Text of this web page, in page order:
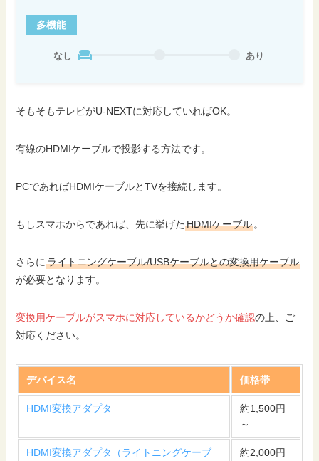
多機能
なし あり
そもそもテレビがU-NEXTに対応していればOK。
有線のHDMIケーブルで投影する方法です。
PCであればHDMIケーブルとTVを接続します。
もしスマホからであれば、先に挙げたHDMIケーブル 。
さらにライトニングケーブル/USBケーブルとの変換用ケーブル
が必要となります。
変換用ケーブルがスマホに対応しているかどうか確認の上、ご
対応ください。
デバイス名 価格帯
HDMI変換アダプタ
約1,500円
～
HDMI変換アダプタ（ライトニングケーブ
約2,000円